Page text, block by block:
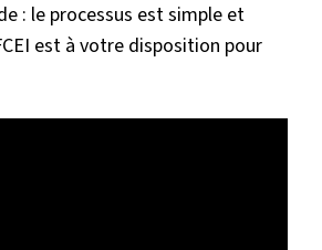
: le processus est simple et
est à votre disposition pour